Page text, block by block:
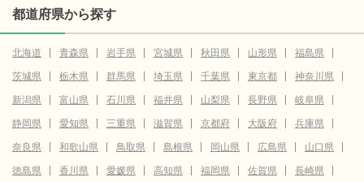
都道府県から探す
北海道 青森県 岩手県 宮城県 秋田県 山形県
福島県
茨城県
栃木県 群馬県 埼玉県 千葉県 東京都
神奈川県
新潟県
富山県 石川県 福井県 山梨県 長野県
岐阜県
静岡県
愛知県 三重県 滋賀県 京都府 大阪府
兵庫県
奈良県
和歌山県 鳥取県 島根県 岡山県 広島県
山口県
徳島県
香川県 愛媛県 高知県 福岡県 佐賀県
長崎県